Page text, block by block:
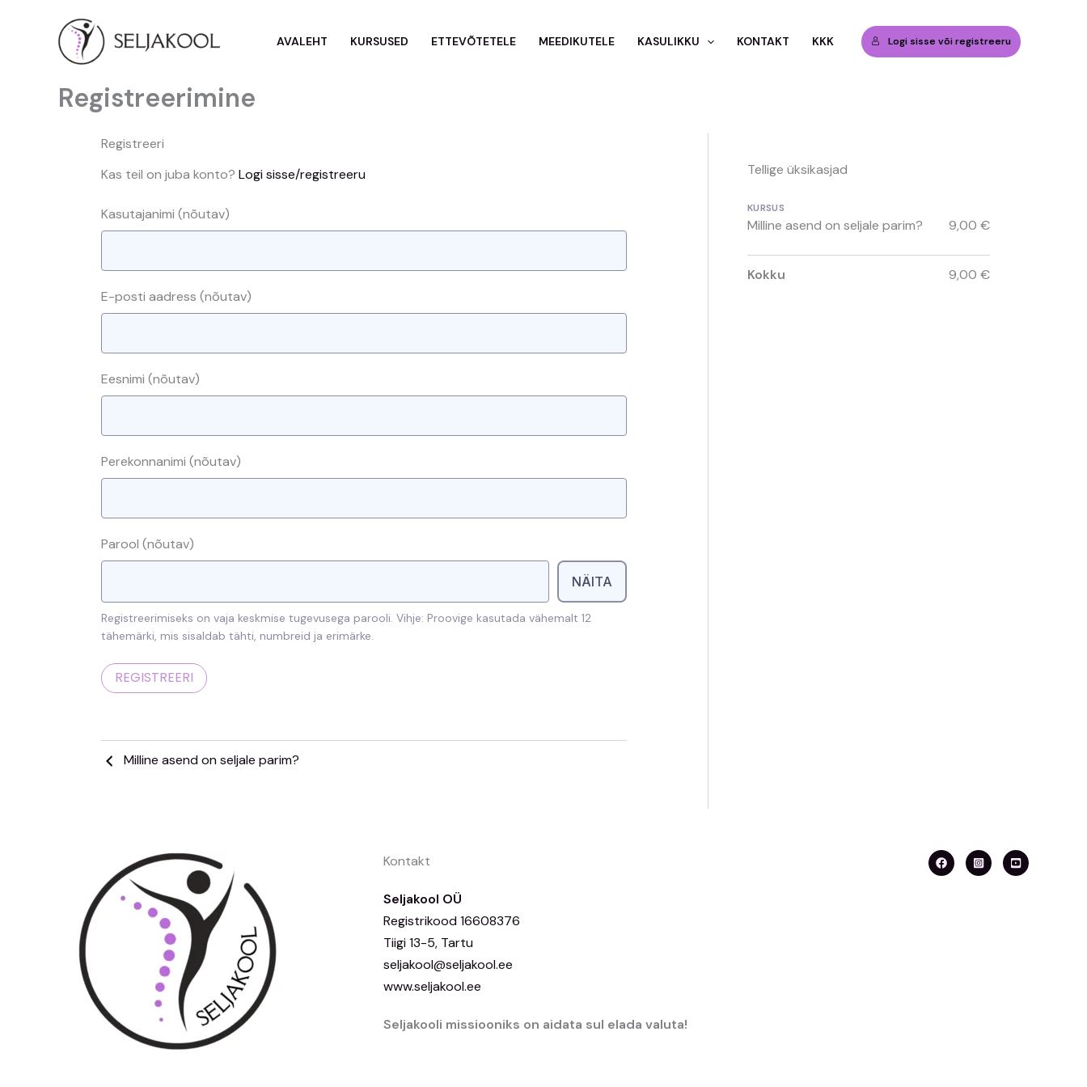
AVALEHT KURSUSED ETTEVÕTETELE MEEDIKUTELE KASULIKKU KONTAKT KKK Logi sisse või registreeru
Registreerimine
Registreeri
Kas teil on juba konto? Logi sisse/registreeru
Kasutajanimi (nõutav)
E-posti aadress (nõutav)
Eesnimi (nõutav)
Perekonnanimi (nõutav)
Parool (nõutav)
NÄITA
Registreerimiseks on vaja keskmise tugevusega parooli. Vihje: Proovige kasutada vähemalt 12
tähemärki, mis sisaldab tähti, numbreid ja erimärke.
Tellige üksikasjad
KURSUS
Milline asend on seljale parim? 9,00 €
Kokku 9,00 €
Milline asend on seljale parim?
Kontakt
Seljakool OÜ
Registrikood 16608376
Tiigi 13-5, Tartu
seljakool@seljakool.ee
www.seljakool.ee
Seljakooli missiooniks on aidata sul elada valuta!